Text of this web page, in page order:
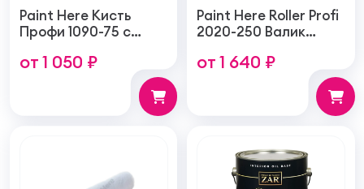
Paint Here Кисть
Профи 1090-75 с
щетиной плоская
от 1 050 ₽
Paint Here Roller Profi
2020-250 Валик
тонкую гладкую
структуру покрытия
от 1 640 ₽